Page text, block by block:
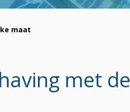
maat
met de